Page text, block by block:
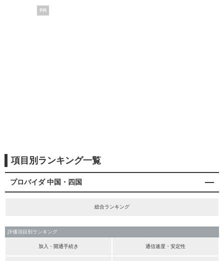
PR
項目別ランキング一覧
プロバイダ 中国・四国
総合ランキング
評価項目別ランキング
加入・開通手続き 通信速度・安定性